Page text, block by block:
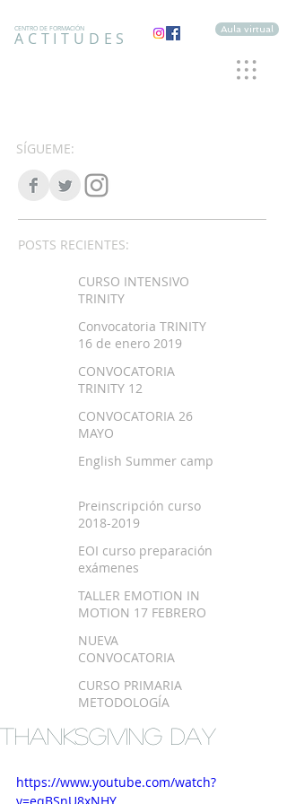
CENTRO DE FORMACIÓN
ACTITUDES Aula virtual
SÍGUEME:
POSTS RECIENTES:
CURSO INTENSIVO
TRINITY
Convocatoria TRINITY
16 de enero 2019
CONVOCATORIA
TRINITY 12
CONVOCATORIA 26
MAYO
English Summer camp
Preinscripción curso
2018-2019
EOI curso preparación
exámenes
TALLER EMOTION IN
MOTION 17 FEBRERO
NUEVA
CONVOCATORIA
CURSO PRIMARIA
METODOLOGÍA
BILBAO
THANKSGIVING DAY
https://www.youtube.com/watch?